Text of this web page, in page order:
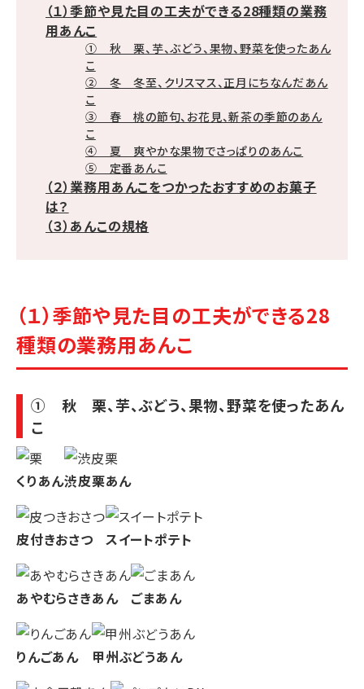
（１）季節や見た目の工夫ができる28種類の業務
用あんこ
① 秋 栗、芋、ぶどう、果物、野菜を使ったあん
こ
② 冬 冬至、クリスマス、正月にちなんだあん
こ
③ 春 桃の節句、お花見、新茶の季節のあん
こ
④ 夏 爽やかな果物でさっぱりのあんこ
⑤ 定番あんこ
（２）業務用あんこをつかったおすすめのお菓子
は？
（３）あんこの規格
（１）季節や見た目の工夫ができる28
種類の業務用あんこ
① 秋 栗、芋、ぶどう、果物、野菜を使ったあん
こ
くりあん渋皮栗あん
皮付きおさつ スイートポテト
あやむらさきあん ごまあん
りんごあん 甲州ぶどうあん